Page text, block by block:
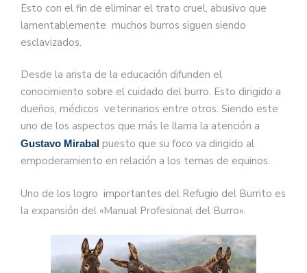
Esto con el fin de eliminar el trato cruel, abusivo que
lamentablemente muchos burros siguen siendo
esclavizados.
Desde la arista de la educación difunden el
conocimiento sobre el cuidado del burro. Esto dirigido a
dueños, médicos veterinarios entre otros. Siendo este
uno de los aspectos que más le llama la atención a
Gustavo Mirabal puesto que su foco va dirigido al
empoderamiento en relación a los temas de equinos.
Uno de los logro importantes del Refugio del Burrito es
la expansión del «Manual Profesional del Burro».